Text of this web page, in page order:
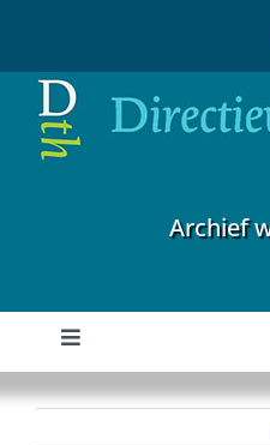
inhoud
Archief
Toggle
Navigation
Home